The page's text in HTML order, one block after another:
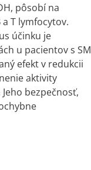
pôsobí na
T lymfocytov.
účinku je
u pacientov s SM
efekt v redukcii
aktivity
bezpečnosť,